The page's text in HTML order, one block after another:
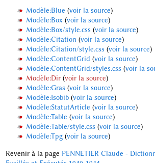
Modèle:Blue (voir la source)
Modèle:Box (voir la source)
Modèle:Box/style.css (voir la source)
Modèle:Citation (voir la source)
Modèle:Citation/style.css (voir la source)
Modèle:ContentGrid (voir la source)
Modèle:ContentGrid/styles.css (voir la
Modèle:Dir(voir la source)
Modèle:Gras (voir la source)
Modèle:Isobib(voir la source)
Modèle:StatutArticle (voir la source)
Modèle:Table (voir la source)
Modèle:Table/style.css (voir la source)
Modèle:Tpg(voir la source)
Revenir à la page PENNETIER Claude -